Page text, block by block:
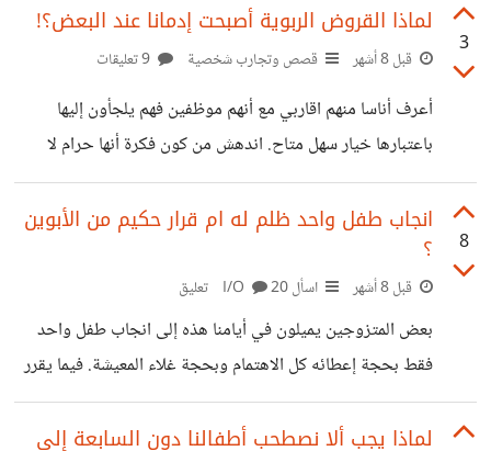
ابناَ لها يكون بهذا الوضع ولا قادرة على أن تتركه لانه طفل وهبة
السماء لها! المعضلة أن هذا هو أول مولود لها فسبب لها ذلك
مجددًا خصوصاً!
3
لماذا القروض الربوية أصبحت إدمانا عند البعض؟!
قبل 8 أشهر قصص وتجارب شخصية
أعرف أناسا منهم اقاربي مع أنهم موظفين فهم يلجأون إليها
باعتبارها خيار سهل متاح. اندهش من كون فكرة أنها حرام لا
تخطر على بالهم! بل إن بعضهم يعتبرونها عملا مشروعاً وحلالا
لمجرد أن الشركات معروفة لدى الجهات الرسمية ولها تراخيص! لا
اعرف لماذا اختفت فكرة الجمعيات أو حتى الاستدانة بدون
فوايد؟ او حتى الصبر إلى حين ميسرة! عندما يتعسر أحدهم في
مبلغ معين ليس أسهل عليه من سحب قرض! يعني قريب لي
موظف اقترض ليس لشيء مستعجل بل لتشطيب مكتب
8
انجاب طفل واحد ظلم له ام قرار حكيم من الأبوين
؟
قبل 8 أشهر اسأل I/O20 تعليق
بعض المتزوجين يميلون في أيامنا هذه إلى انجاب طفل واحد
فقط بحجة إعطائه كل الاهتمام وبحجة غلاء المعيشة. فيما يقرر
البعض الآخر انجاب طفل ثان حتى يكون سند له في الحياة ولا
يتركونه وحيدا ويعتبرون أن ذلك من حق الابن الأول عليهم وإلا
لماذا يجب ألا نصطحب أطفالنا دون السابعة إلى